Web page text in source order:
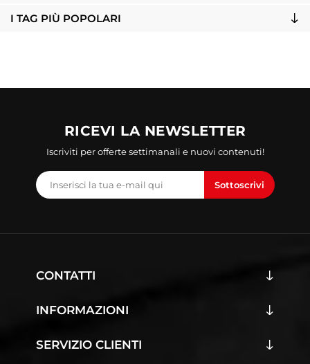
I TAG PIÙ POPOLARI
RICEVI LA NEWSLETTER
Iscriviti per offerte settimanali e nuovi contenuti!
Sottoscrivi
CONTATTI
INFORMAZIONI
SERVIZIO CLIENTI